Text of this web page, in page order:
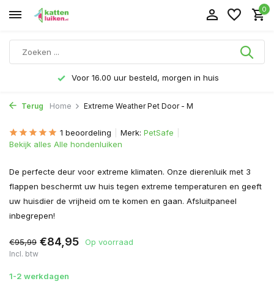
0
Voor 16.00 uur besteld, morgen in huis
Terug Home Extreme Weather Pet Door - M
1 beoordeling Merk: PetSafe
Bekijk alles Alle hondenluiken
De perfecte deur voor extreme klimaten. Onze dierenluik met 3
flappen beschermt uw huis tegen extreme temperaturen en geeft
uw huisdier de vrijheid om te komen en gaan. Afsluitpaneel
inbegrepen!
€95,99 €84,95 Op voorraad
Incl. btw
1-2 werkdagen